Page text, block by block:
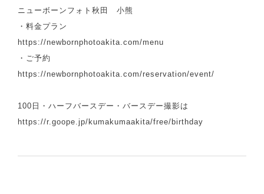
ニューボーンフォト秋田 小熊
・料金プラン
https://newbornphotoakita.com/menu
・ご予約
https://newbornphotoakita.com/reservation/event/
100日・ハーフバースデー・バースデー撮影は
https://r.goope.jp/kumakumaakita/free/birthday